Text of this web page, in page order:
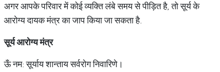
अगर आपके परिवार में कोई व्यक्ति लंबे समय से पीड़ित है, तो सूर्य के
आरोग्य दायक मंत्र का जाप किया जा सकता है.
सूर्यआरोग्यमंत्र
ऊँ नम: सूर्याय शान्ताय सर्वरोग निवारिणे।